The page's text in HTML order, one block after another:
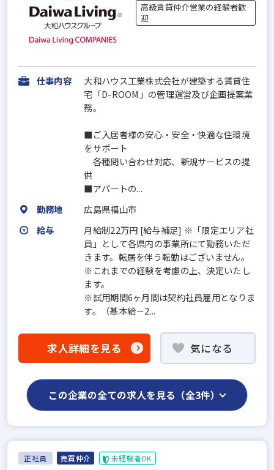
高級賃貸仲介営業の経験者歓
迎
仕事内容
大和ハウス工業株式会社が建築する賃貸住
宅「D-ROOM」の管理運営及び企画提案業
務。
■ご入居者様の安心・安全・快適な住環境
をサポート
各種問い合わせ対応、新規サービスの提
供
■アパートの...
勤務地
広島県福山市
給与
月給制22万円 [給与補足] ※「限定エリア社
員」として各県内の事業所にて勤務いただ
きます。転居を伴う転勤はございません。
※これまでの経験を考慮の上、決定いたし
ます。
※試用期間6ヶ月間は契約社員雇用となりま
す。（基本給－2...
求人詳細を見る 気になる
この企業の全ての求人を見る（全3件）
正社員 売買仲介 未経験者OK